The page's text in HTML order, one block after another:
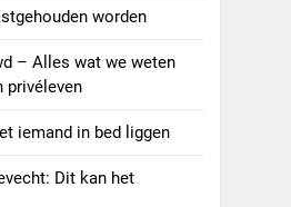
worden
– Alles wat we weten
privéleven
iemand in bed liggen
Dit kan het